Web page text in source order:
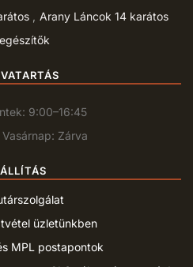
Arany Láncok 14 karátos
9:00–16:45
Zárva
üzletünkben
MPL postapontok